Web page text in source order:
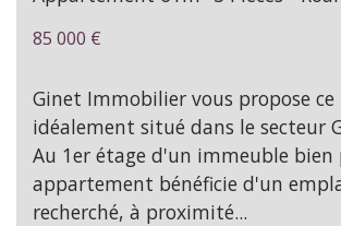
85 000 €
Ginet Immobilier vous propose ce
idéalement situé dans le secteur
Au 1er étage d'un immeuble bien
appartement bénéficie d'un
recherché, à proximité...